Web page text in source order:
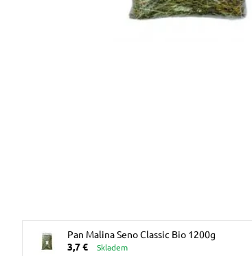
Pan Malina Seno Classic Bio 1200g
3,7 €
Skladem